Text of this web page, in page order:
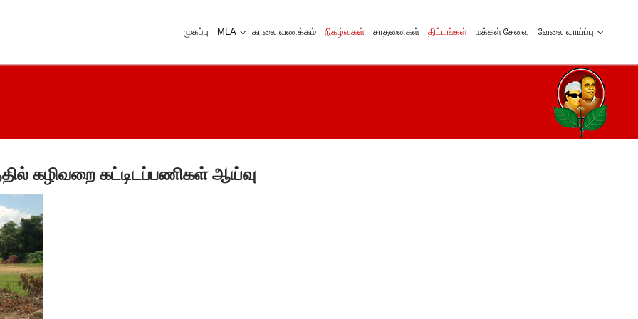
முகப்பு MLA காலை வணக்கம் நிகழ்வுகள் சாதனைகள் திட்டங்கள் மக்கள் சேவை வேலை வாய்ப்பு
கழிவறை கட்டிடப்பணிகள் ஆய்வு